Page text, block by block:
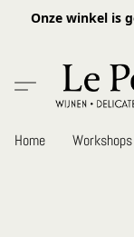
Onze winkel is
Home Workshops